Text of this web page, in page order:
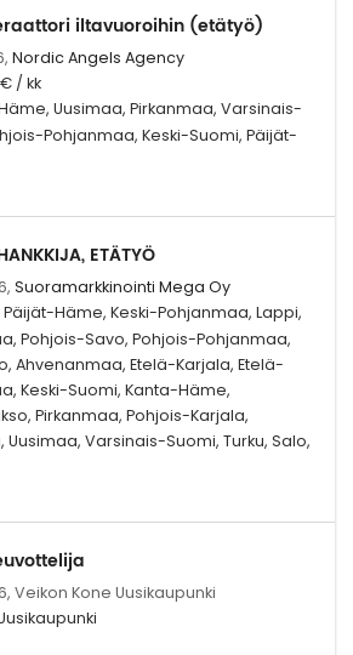
iltavuoroihin (etätyö)
Nordic Angels Agency
/ kk
Uusimaa, Pirkanmaa, Varsinais-
Pohjanmaa, Keski-Suomi, Päijät-
ETÄTYÖ
Suoramarkkinointi Mega Oy
Päijät-Häme, Keski-Pohjanmaa, Lappi,
Pohjois-Savo, Pohjois-Pohjanmaa,
Ahvenanmaa, Etelä-Karjala, Etelä-
Keski-Suomi, Kanta-Häme,
Pirkanmaa, Pohjois-Karjala,
Uusimaa, Varsinais-Suomi, Turku, Salo,
Veikon Kone Uusikaupunki